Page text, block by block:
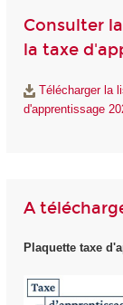
Consulter
la taxe
Télécharger la
d'apprentissage
A
Plaquette taxe